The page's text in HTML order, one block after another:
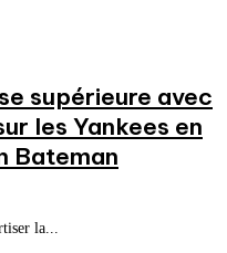
supérieure avec
les Yankees en
Bateman
la...